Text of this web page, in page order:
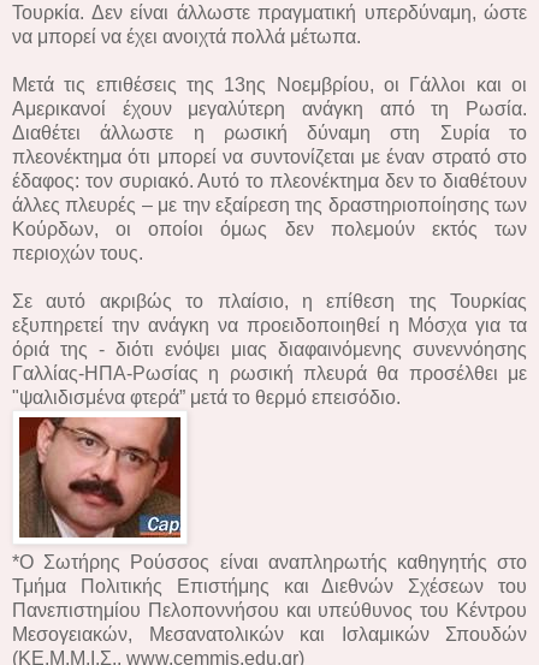
Τουρκία. Δεν είναι άλλωστε πραγματική υπερδύναμη, ώστε
να μπορεί να έχει ανοιχτά πολλά μέτωπα.
Μετά τις επιθέσεις της 13ης Νοεμβρίου, οι Γάλλοι και οι
Αμερικανοί έχουν μεγαλύτερη ανάγκη από τη Ρωσία.
Διαθέτει άλλωστε η ρωσική δύναμη στη Συρία το
πλεονέκτημα ότι μπορεί να συντονίζεται με έναν στρατό στο
έδαφος: τον συριακό. Αυτό το πλεονέκτημα δεν το διαθέτουν
άλλες πλευρές – με την εξαίρεση της δραστηριοποίησης των
Κούρδων, οι οποίοι όμως δεν πολεμούν εκτός των
περιοχών τους.
Σε αυτό ακριβώς το πλαίσιο, η επίθεση της Τουρκίας
εξυπηρετεί την ανάγκη να προειδοποιηθεί η Μόσχα για τα
όριά της - διότι ενόψει μιας διαφαινόμενης συνεννόησης
Γαλλίας-ΗΠΑ-Ρωσίας η ρωσική πλευρά θα προσέλθει με
"ψαλιδισμένα φτερά” μετά το θερμό επεισόδιο.
*Ο Σωτήρης Ρούσσος είναι αναπληρωτής καθηγητής στο
Τμήμα Πολιτικής Επιστήμης και Διεθνών Σχέσεων του
Πανεπιστημίου Πελοποννήσου και υπεύθυνος του Κέντρου
Μεσογειακών, Μεσανατολικών και Ισλαμικών Σπουδών
(ΚΕ.Μ.Μ.Ι.Σ., www.cemmis.edu.gr)